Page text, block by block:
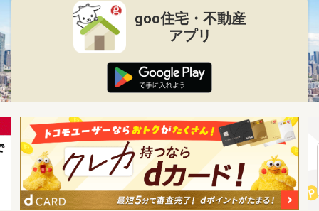
goo住宅・不動産
アプリ